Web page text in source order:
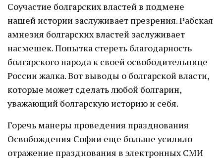
Соучастие болгарских властей в подмене
нашей истории заслуживает презрения. Рабская
амнезия болгарских властей заслуживает
насмешек. Попытка стереть благодарность
болгарского народа к своей освободительнице
России жалка. Вот выводы о болгарской власти,
которые может сделать любой болгарин,
уважающий болгарскую историю и себя.
Горечь манеры проведения празднования
Освобождения Софии еще больше усилило
отражение празднования в электронных СМИ